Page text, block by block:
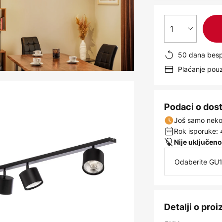
1
50 dana
Plaćanje
Podaci o
Još samo
Rok isporuke:
Nije
Odaberite
Detalji o